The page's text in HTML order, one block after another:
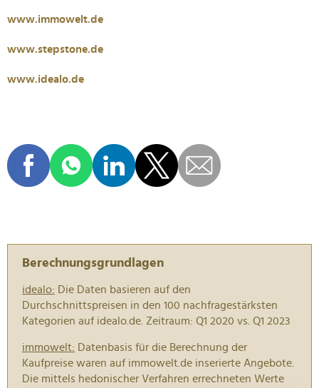
www.immowelt.de
www.stepstone.de
www.idealo.de
Berechnungsgrundlagen
idealo: Die Daten basieren auf den
Durchschnittspreisen in den 100 nachfragestärksten
Kategorien auf idealo.de. Zeitraum: Q1 2020 vs. Q1 2023
immowelt: Datenbasis für die Berechnung der
Kaufpreise waren auf immowelt.de inserierte Angebote.
Die mittels hedonischer Verfahren errechneten Werte